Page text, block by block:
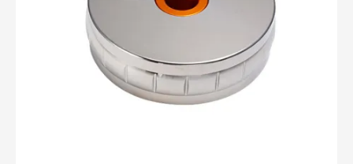
Accessoires pour montures
Têtes
Pièces détachées